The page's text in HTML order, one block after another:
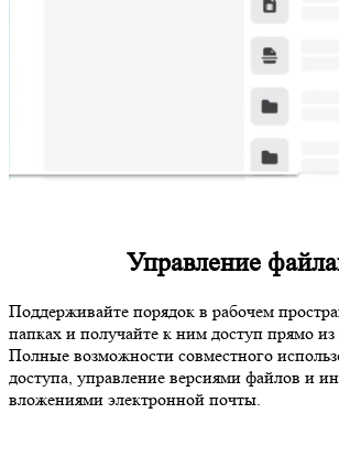
Управление
Поддерживайте порядок в рабочем
папках и получайте к ним доступ прямо из
Полные возможности совместного
доступа, управление версиями файлов и
вложениями электронной почты.